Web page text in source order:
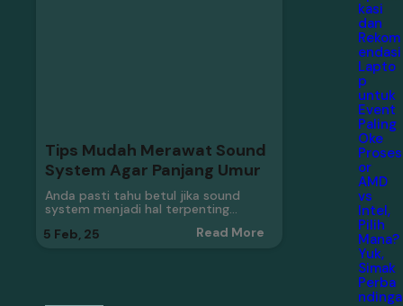
Tips Mudah Merawat Sound
System Agar Panjang Umur
5 Feb, 25
Anda pasti tahu betul jika sound
system menjadi hal terpenting…
Read More
kasi
dan
Rekom
endasi
Lapto
p
untuk
Event
Paling
Oke
Proses
or
AMD
vs
Intel,
Pilih
Mana?
Yuk,
Simak
Perba
ndinga